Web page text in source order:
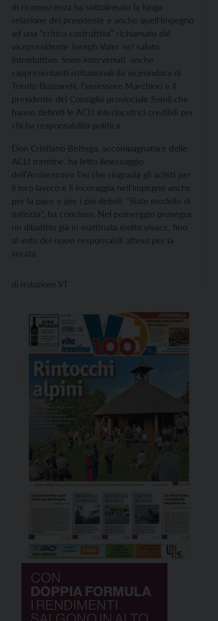
di riconoscenza ha sottolineato la lunga
relazione del presidente e anche quell’impegno
ad una “critica costruttiva” richiamato dal
vicepresidente Joseph Valer nel saluto
introduttivo. Sono intervenuti anche
rappresentanti istituzionali (la vicesindaca di
Trento Bozzarelli, l’assessore Marchiori e il
presidente del Consiglio provinciale Soini) che
hanno definiti le ACLI interlocutrici credibili per
chi ha responsabilità politica.
Don Cristiano Bettega, accompagnatore delle
ACLI trentine, ha letto ilmessaggio
dell’Arcivescovo Tisi che ringrazia gli aclisti per
il loro lavoro e li incoraggia nell’impegno anche
per la pace e per i più deboli. “Siate modello di
mitezza”, ha concluso. Nel pomerggio prosegue
un dibattito già in mattinata molto vivace, fino
al voto dei nuovi responsabili atteso per la
serata.
di redazione VT